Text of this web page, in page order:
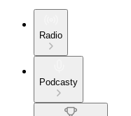
Radio
Podcasty